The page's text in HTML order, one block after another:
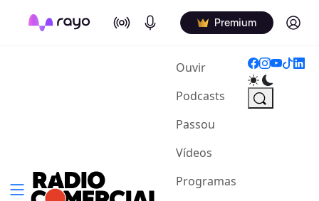
On Air Podcasts Premium Log in
Ouvir(current)
Podcasts
Passou
Vídeos
Programas